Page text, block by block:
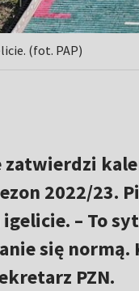
(fot. PAP)
2022/23.
– To
się
PZN.